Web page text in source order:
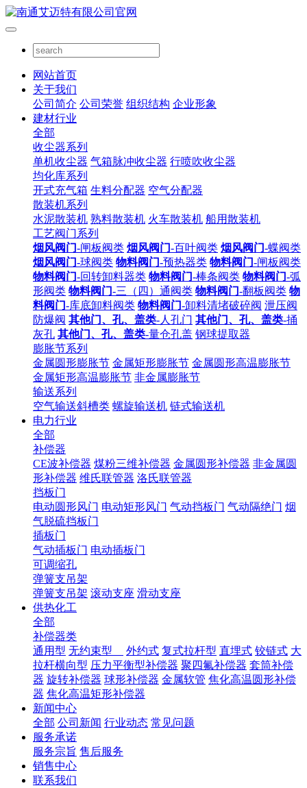
网站首页
关于我们
公司简介 公司荣誉 组织结构 企业形象
建材行业
全部
收尘器系列
单机收尘器 气箱脉冲收尘器 行喷吹收尘器
均化库系列
开式充气箱 生料分配器 空气分配器
散装机系列
水泥散装机 熟料散装机 火车散装机 船用散装机
工艺阀门系列
烟风阀门-闸板阀类 烟风阀门-百叶阀类 烟风阀门-蝶阀类
烟风阀门-球阀类 物料阀门-预热器类 物料阀门-闸板阀类
物料阀门-回转卸料器类 物料阀门-棒条阀类 物料阀门-弧
形阀类 物料阀门-三（四）通阀类 物料阀门-翻板阀类 物
料阀门-库底卸料阀类 物料阀门-卸料清堵破碎阀 泄压阀
防爆阀 其他门、孔、盖类-人孔门 其他门、孔、盖类-捅
灰孔 其他门、孔、盖类-量仓孔盖 钢球提取器
膨胀节系列
金属圆形膨胀节 金属矩形膨胀节 金属圆形高温膨胀节
金属矩形高温膨胀节 非金属膨胀节
输送系列
空气输送斜槽类 螺旋输送机 链式输送机
电力行业
全部
补偿器
CE波补偿器 煤粉三维补偿器 金属圆形补偿器 非金属圆
形补偿器 维氏联管器 洛氏联管器
挡板门
电动圆形风门 电动矩形风门 气动挡板门 气动隔绝门 烟
气脱硫挡板门
插板门
气动插板门 电动插板门
可调缩孔
弹簧支吊架
弹簧支吊架 滚动支座 滑动支座
供热化工
全部
补偿器类
通用型 无约束型 外约式 复式拉杆型 直埋式 铰链式 大
拉杆横向型 压力平衡型补偿器 聚四氟补偿器 套筒补偿
器 旋转补偿器 球形补偿器 金属软管 焦化高温圆形补偿
器 焦化高温矩形补偿器
新闻中心
全部 公司新闻 行业动态 常见问题
服务承诺
服务宗旨 售后服务
销售中心
联系我们